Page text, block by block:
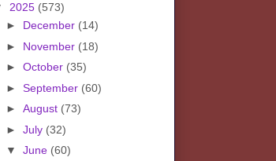
2025 (573)
► December (14)
► November (18)
► October (35)
► September (60)
► August (73)
► July (32)
▼ June (60)